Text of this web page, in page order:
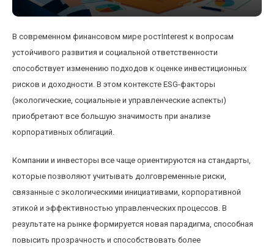
В современном финансовом мире ростInterest к вопросам
устойчивого развития и социальной ответственности
способствует изменению подходов к оценке инвестиционных
рисков и доходности. В этом контексте ESG-факторы
(экологические, социальные и управленческие аспекты)
приобретают все большую значимость при анализе
корпоративных облигаций.
Компании и инвесторы все чаще ориентируются на стандарты,
которые позволяют учитывать долговременные риски,
связанные с экологическими инициативами, корпоративной
этикой и эффективностью управленческих процессов. В
результате на рынке формируется новая парадигма, способная
повысить прозрачность и способствовать более